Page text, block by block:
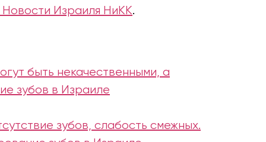
Израиля НиКК.
быть некачественными, а
зубов в Израиле
зубов, слабость смежных.